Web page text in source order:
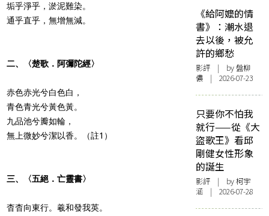
垢乎淨乎，淤泥難染。
通乎直乎，無增無減。
二、〈楚歌．阿彌陀經〉
赤色赤光兮白色白，
青色青光兮黃色黃。
九品池兮瓣如輪，
無上微妙兮潔以香。（註1）
三、〈五絕．亡靈書〉
杳杳向東行。羲和發我英。
《給阿嬤的情
書》：潮水退
去以後，被允
許的鄉愁
影評 | by 盤柳
儂 | 2026-07-23
只要你不怕我
就行——從《大
盜歌王》看邱
剛健女性形象
的誕生
影評 | by 柯宇
涵 | 2026-07-28